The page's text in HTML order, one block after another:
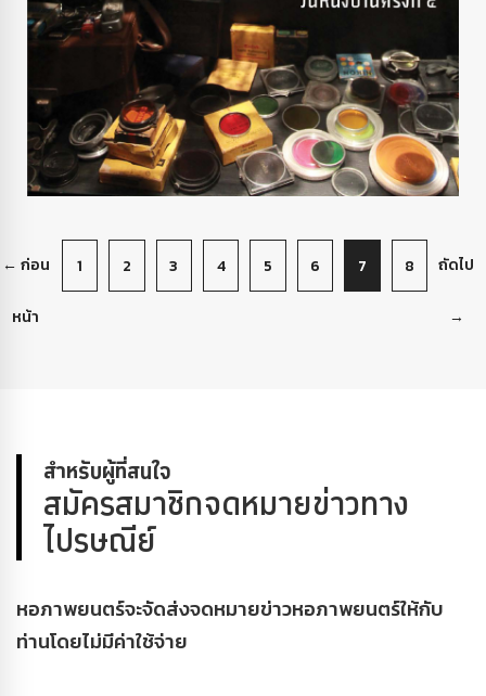
← ก่อน
หน้า
1 2 3 4 5 6 7 8 ถัดไป
→
สำหรับผู้ที่สนใจ
สมัครสมาชิกจดหมายข่าวทาง
ไปรษณีย์
หอภาพยนตร์จะจัดส่งจดหมายข่าวหอภาพยนตร์ให้กับ
ท่านโดยไม่มีค่าใช้จ่าย